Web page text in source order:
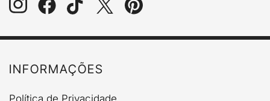
INFORMAÇÕES
Política de Privacidade